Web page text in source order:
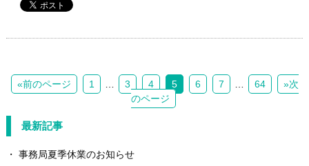
«前のページ 1 … 3 4 5 6 7 … 64
»次
のページ
最新記事
事務局夏季休業のお知らせ